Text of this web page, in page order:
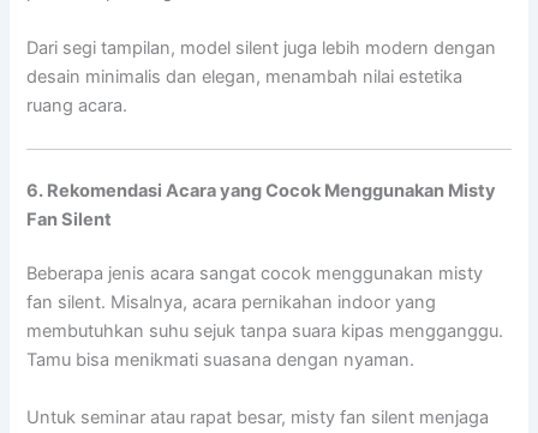
Dari segi tampilan, model silent juga lebih modern dengan
desain minimalis dan elegan, menambah nilai estetika
ruang acara.
6. Rekomendasi Acara yang Cocok Menggunakan Misty
Fan Silent
Beberapa jenis acara sangat cocok menggunakan misty
fan silent. Misalnya, acara pernikahan indoor yang
membutuhkan suhu sejuk tanpa suara kipas mengganggu.
Tamu bisa menikmati suasana dengan nyaman.
Untuk seminar atau rapat besar, misty fan silent menjaga